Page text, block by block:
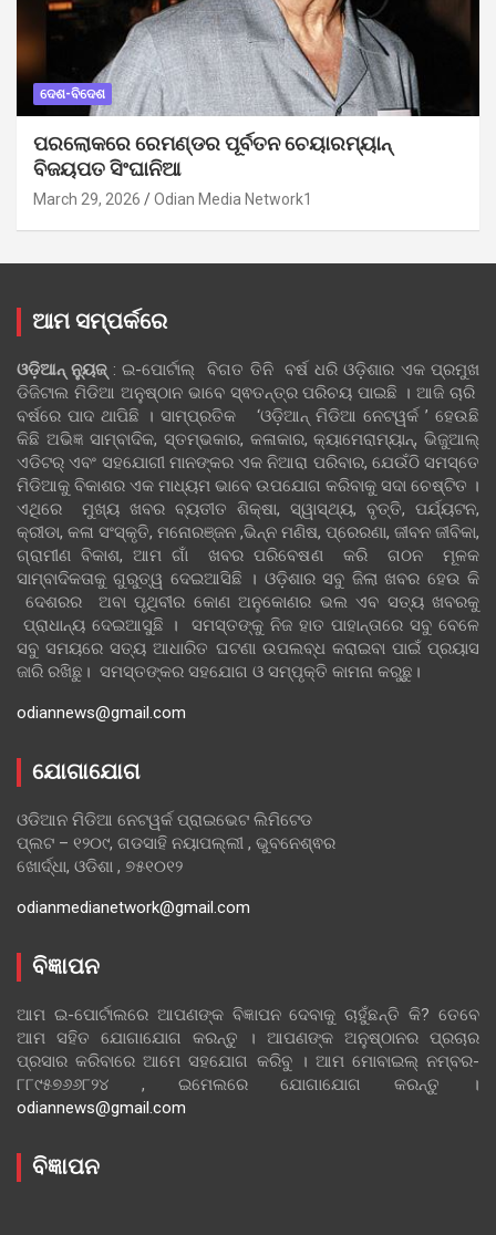
ଦେଶ-ବିଦେଶ
ପରଲୋକରେ ରେମଣ୍ଡର ପୂର୍ବତନ ଚେୟାରମ୍ୟାନ୍
ବିଜୟପତ ସିଂଘାନିଆ
March 29, 2026 Odian Media Network1
ଆମ ସମ୍ପର୍କରେ
ଓଡ଼ିଆନ୍‍ ନ୍ୟୁଜ୍‍: ଇ-ପୋର୍ଟାଲ୍ ବିଗତ ତିନି ବର୍ଷ ଧରି ଓଡ଼ିଶାର ଏକ ପ୍ରମୁଖ
ଡିଜିଟାଲ ମିଡିଆ ଅନୁଷ୍ଠାନ ଭାବେ ସ୍ଵତନ୍ତ୍ର ପରିଚୟ ପାଇଛି । ଆଜି ଚାରି
ବର୍ଷରେ ପାଦ ଥାପିଛି । ସାମ୍ପ୍ରତିକ ‘ଓଡ଼ିଆନ୍‍ ମିଡିଆ ନେଟୱର୍କ ’ ହେଉଛି
କିଛି ଅଭିଜ୍ଞ ସାମ୍ବାଦିକ, ସ୍ତମ୍ଭକାର, କଳାକାର, କ୍ୟାମେରାମ୍ୟାନ୍, ଭିଜୁଆଲ୍
ଏଡିଟର୍ ଏବଂ ସହଯୋଗୀ ମାନଙ୍କର ଏକ ନିଆରା ପରିବାର, ଯେଉଁଠି ସମସ୍ତେ
ମିଡିଆକୁ ବିକାଶର ଏକ ମାଧ୍ୟମ ଭାବେ ଉପଯୋଗ କରିବାକୁ ସଦା ଚେଷ୍ଟିତ ।
ଏଥିରେ ମୁଖ୍ୟ ଖବର ବ୍ୟତୀତ ଶିକ୍ଷା, ସ୍ୱାସ୍ଥ୍ୟ, ବୃତ୍ତି, ପର୍ଯ୍ୟଟନ,
କ୍ରୀଡା, କଳା ସଂସ୍କୃତି, ମନୋରଞ୍ଜନ ,ଭିନ୍ନ ମଣିଷ, ପ୍ରେରଣା, ଜୀବନ ଜୀବିକା,
ଗ୍ରାମୀଣ ବିକାଶ, ଆମ ଗାଁ ଖବର ପରିବେଷଣ କରି ଗଠନ ମୂଳକ
ସାମ୍ବାଦିକତାକୁ ଗୁରୁତ୍ୱ ଦେଇଆସିଛି । ଓଡ଼ିଶାର ସବୁ ଜିଲା ଖବର ହେଉ କି
ଦେଶରର ଅବା ପୃଥିବୀର କୋଣ ଅନୁକୋଣର ଭଲ ଏବ ସତ୍ୟ ଖବରକୁ
ପ୍ରାଧାନ୍ୟ ଦେଇଆସୁଛି । ସମସ୍ତଙ୍କୁ ନିଜ ହାତ ପାହାନ୍ତାରେ ସବୁ ବେଳେ
ସବୁ ସମୟରେ ସତ୍ୟ ଆଧାରିତ ଘଟଣା ଉପଲବ୍ଧ କରାଇବା ପାଇଁ ପ୍ରୟାସ
ଜାରି ରଖିଛୁ। ସମସ୍ତଙ୍କର ସହଯୋଗ ଓ ସମ୍ପୃକ୍ତି କାମନା କରୁଛୁ।
odiannews@gmail.com
ଯୋଗାଯୋଗ
ଓଡିଆନ ମିଡିଆ ନେଟୱର୍କ ପ୍ରାଇଭେଟ ଲିମିଟେଡ
ପ୍ଲଟ – ୧୨୦୯, ଗଡସାହି ନୟାପଲ୍ଲୀ , ଭୁବନେଶ୍ଵର
ଖୋର୍ଦ୍ଧା, ଓଡିଶା , ୭୫୧୦୧୨
odianmedianetwork@gmail.com
ବିଜ୍ଞାପନ
ଆମ ଇ-ପୋର୍ଟାଲରେ ଆପଣଙ୍କ ବିଜ୍ଞାପନ ଦେବାକୁ ଚାହୁଁଛନ୍ତି କି? ତେବେ
ଆମ ସହିତ ଯୋଗାଯୋଗ କରନ୍ତୁ । ଆପଣଙ୍କ ଅନୁଷ୍ଠାନର ପ୍ରଚାର
ପ୍ରସାର କରିବାରେ ଆମେ ସହଯୋଗ କରିବୁ । ଆମ ମୋବାଇଲ୍ ନମ୍ବର-
୮୮୯୫୭୬୬୮୨୪ , ଇମେଲରେ ଯୋଗାଯୋଗ କରନ୍ତୁ ।
odiannews@gmail.com
ବିଜ୍ଞାପନ